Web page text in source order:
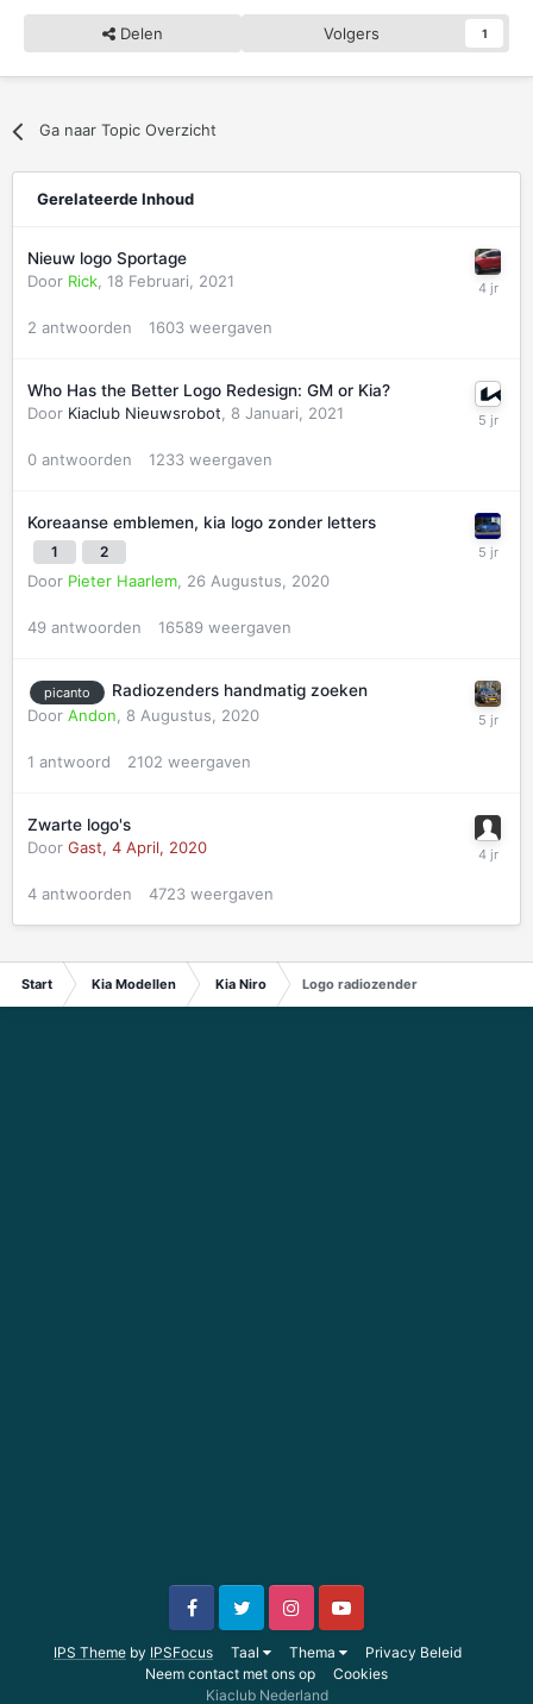
Delen Volgers 1
Ga naar Topic Overzicht
Gerelateerde Inhoud
Nieuw logo Sportage
Door Rick, 18 Februari, 2021
2 antwoorden 1603 weergaven
Who Has the Better Logo Redesign: GM or Kia?
Door Kiaclub Nieuwsrobot, 8 Januari, 2021
0 antwoorden 1233 weergaven
Koreaanse emblemen, kia logo zonder letters
1 2
Door Pieter Haarlem, 26 Augustus, 2020
49 antwoorden 16589 weergaven
picanto
Radiozenders handmatig zoeken
Door Andon 8 Augustus, 2020
1 antwoord 2102 weergaven
Zwarte logo's
Door Gast, 4 April, 2020
4 antwoorden 4723 weergaven
Start Kia Modellen Kia Niro Logo radiozender
IPS Theme by IPSFocus Taal Thema
Privacy Beleid
Neem contact met ons op
Cookies
Kiaclub Nederland